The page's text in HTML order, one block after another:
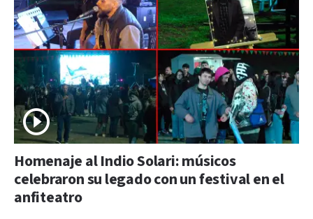
Homenaje al Indio Solari: músicos
celebraron su legado con un festival en el
anfiteatro